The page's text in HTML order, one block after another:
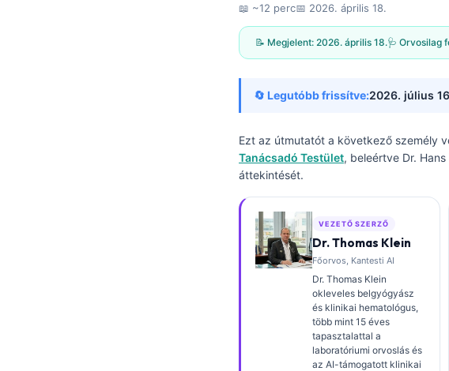
📖 ~12 perc📅 2026. április 18.
📝 Megjelent: 2026. április 18.🩺 Orvosilag
🔄 Legutóbb frissítve:2026. július
Ezt az útmutatót a következő személy
Tanácsadó Testület, beleértve Dr.
áttekintését.
VEZETŐ SZERZŐ
Dr. Thomas Klein
Főorvos, Kantesti AI
Dr. Thomas Klein
okleveles belgyógyász
és klinikai hematológus,
több mint 15 éves
tapasztalattal a
laboratóriumi orvoslás és
az AI-támogatott klinikai